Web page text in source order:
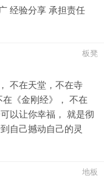
经验分享 承担责任
板凳
不在天堂，不在寺
《金刚经》， 不在
以让你幸福， 就是彻
自己撼动自己的灵
地板